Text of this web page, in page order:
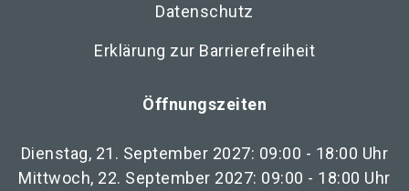
Datenschutz
Erklärung zur Barrierefreiheit
Öffnungszeiten
Dienstag, 21. September 2027: 09:00 - 18:00 Uhr
Mittwoch, 22. September 2027: 09:00 - 18:00 Uhr